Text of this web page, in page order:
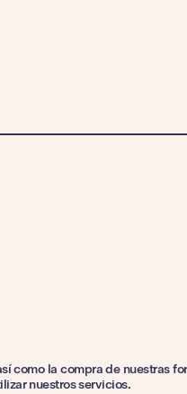
como la compra de nuestras
nuestros servicios.